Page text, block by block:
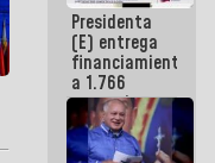
por el
Gobierno
Nacional
Presidenta
(E) entrega
financiamientos
a 1.766
comerciantes
y
emprendedores